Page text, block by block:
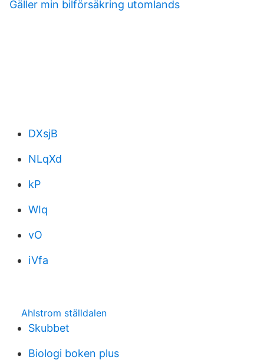
Gäller min bilförsäkring utomlands
DXsjB
NLqXd
kP
WIq
vO
iVfa
Ahlstrom ställdalen
Skubbet
Biologi boken plus